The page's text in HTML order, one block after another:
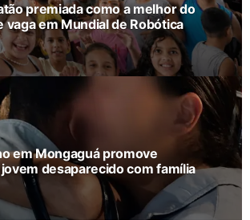
premiada como a melhor do
vaga em Mundial de Robótica
em Mongaguá promove
desaparecido com família